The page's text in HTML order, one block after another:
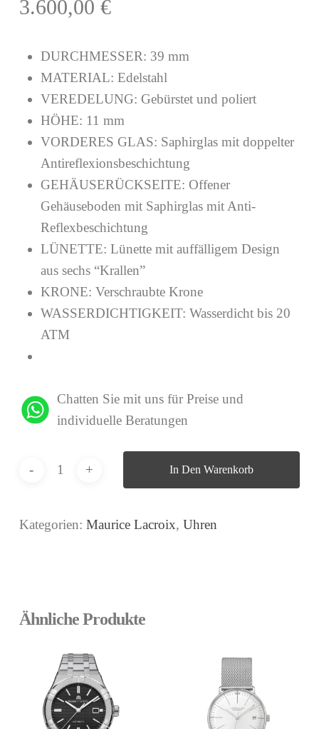
3.600,00 €
DURCHMESSER: 39 mm
MATERIAL: Edelstahl
VEREDELUNG: Gebürstet und poliert
HÖHE: 11 mm
VORDERES GLAS: Saphirglas mit doppelter
Antireflexionsbeschichtung
GEHÄUSERÜCKSEITE: Offener
Gehäuseboden mit Saphirglas mit Anti-
Reflexbeschichtung
LÜNETTE: Lünette mit auffälligem Design
aus sechs “Krallen”
KRONE: Verschraubte Krone
WASSERDICHTIGKEIT: Wasserdicht bis 20
ATM
Chatten Sie mit uns für Preise und
individuelle Beratungen
In Den Warenkorb
Kategorien: Maurice Lacroix, Uhren
Ähnliche Produkte